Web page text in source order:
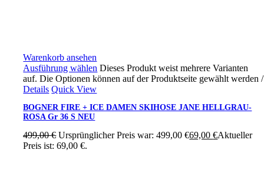
Warenkorb ansehen
Ausführung wählen Dieses Produkt weist mehrere Varianten
auf. Die Optionen können auf der Produktseite gewählt werden/
Details Quick View
BOGNER FIRE + ICE DAMEN SKIHOSE JANE HELLGRAU-
ROSA Gr 36 S NEU
499,00€ Ursprünglicher Preis war: 499,00 €69,00€Aktueller
Preis ist: 69,00 €.